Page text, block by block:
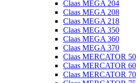
Claas MEGA 204
Claas MEGA 208
Claas MEGA 218
Claas MEGA 350
Claas MEGA 360
Claas MEGA 370
Claas MERCATOR 50
Claas MERCATOR 60
Claas MERCATOR 70